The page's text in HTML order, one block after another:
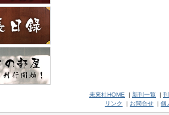
未來社HOME | 新刊一覧 |
リンク
| お問合せ | 個